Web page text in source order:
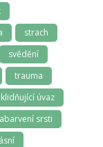
strach
svědění
trauma
úvaz
srsti